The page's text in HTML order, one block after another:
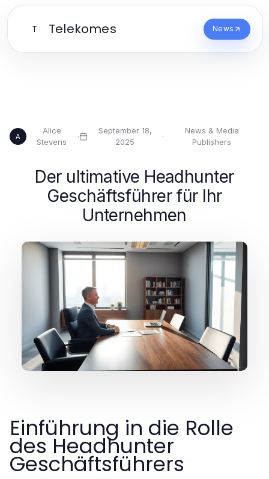
T Telekomes News
A
Alice
Stevens
·
September 18,
2025
·
News & Media
Publishers
Der ultimative Headhunter
Geschäftsführer für Ihr
Unternehmen
Einführung in die Rolle
des Headhunter
Geschäftsführers